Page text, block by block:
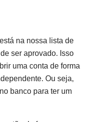
na nossa lista de
ser aprovado. Isso
uma conta de forma
Ou seja,
banco para ter um